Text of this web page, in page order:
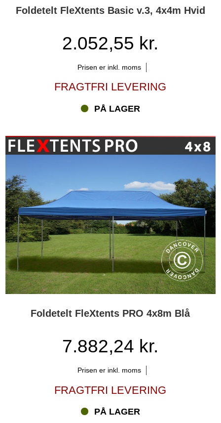
Foldetelt FleXtents Basic v.3, 4x4m Hvid
2.052,55 kr.
Prisen er inkl. moms
FRAGTFRI LEVERING
PÅ LAGER
Foldetelt FleXtents PRO 4x8m Blå
7.882,24 kr.
Prisen er inkl. moms
FRAGTFRI LEVERING
PÅ LAGER